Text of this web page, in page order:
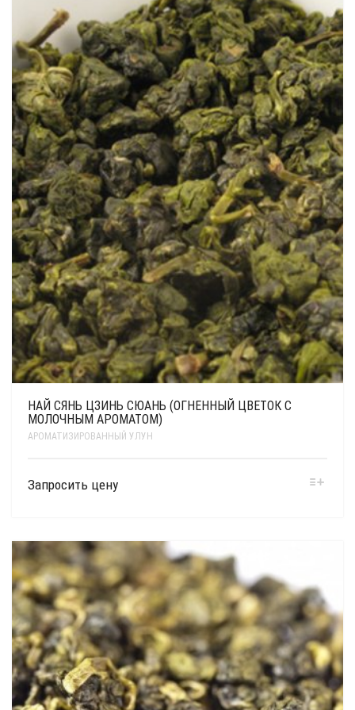
НАЙ СЯНЬ ЦЗИНЬ СЮАНЬ (ОГНЕННЫЙ ЦВЕТОК С
МОЛОЧНЫМ АРОМАТОМ)
АРОМАТИЗИРОВАННЫЙ УЛУН
Запросить цену